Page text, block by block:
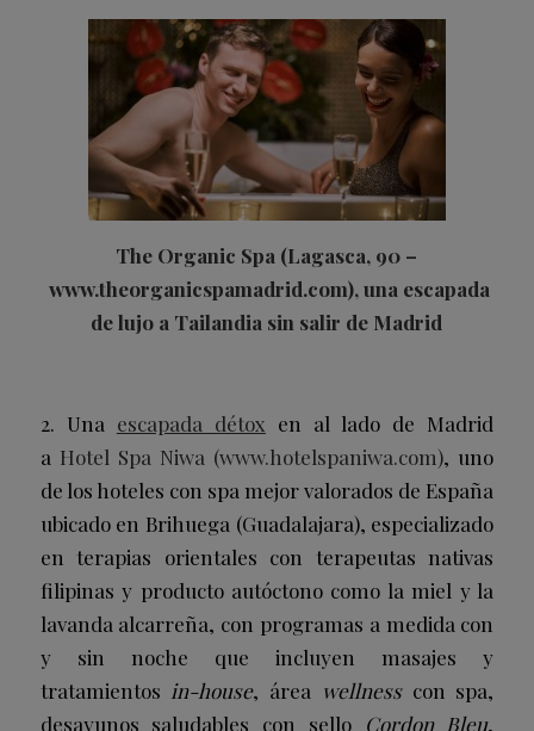
The Organic Spa (Lagasca, 90 –
www.theorganicspamadrid.com), una escapada
de lujo a Tailandia sin salir de Madrid
2. Una escapada détox en al lado de Madrid
a Hotel Spa Niwa (www.hotelspaniwa.com), uno
de los hoteles con spa mejor valorados de España
ubicado en Brihuega (Guadalajara), especializado
en terapias orientales con terapeutas nativas
filipinas y producto autóctono como la miel y la
lavanda alcarreña, con programas a medida con
y sin noche que incluyen masajes y
tratamientos in-house, área wellnesscon spa,
desayunos saludables con sello Cordon Bleu,